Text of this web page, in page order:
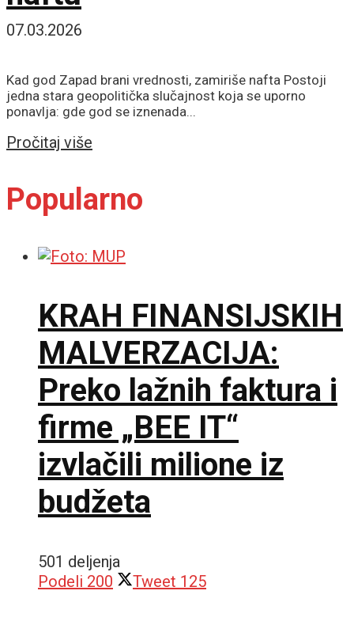
07.03.2026
Kad god Zapad brani vrednosti, zamiriše nafta Postoji
jedna stara geopolitička slučajnost koja se uporno
ponavlja: gde god se iznenada...
Pročitaj više
Popularno
KRAH FINANSIJSKIH
MALVERZACIJA:
Preko lažnih faktura i
firme „BEE IT“
izvlačili milione iz
budžeta
501 deljenja
Podeli 200 Tweet 125